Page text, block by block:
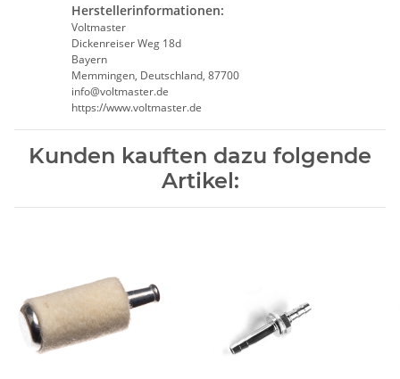
Herstellerinformationen:
Voltmaster
Dickenreiser Weg 18d
Bayern
Memmingen, Deutschland, 87700
info@voltmaster.de
https://www.voltmaster.de
Kunden kauften dazu folgende
Artikel: